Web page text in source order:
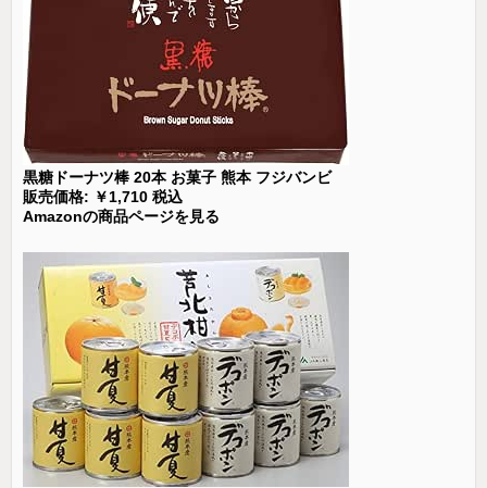
黒糖ドーナツ棒 20本 お菓子 熊本 フジバンビ
販売価格: ￥1,710 税込
Amazonの商品ページを見る